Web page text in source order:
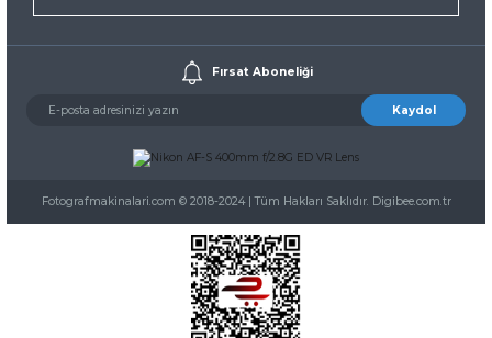
Fırsat Aboneliği
Kaydol
Fotografmakinalari.com © 2018-2024 | Tüm Hakları Saklıdır. Digibee.com.tr